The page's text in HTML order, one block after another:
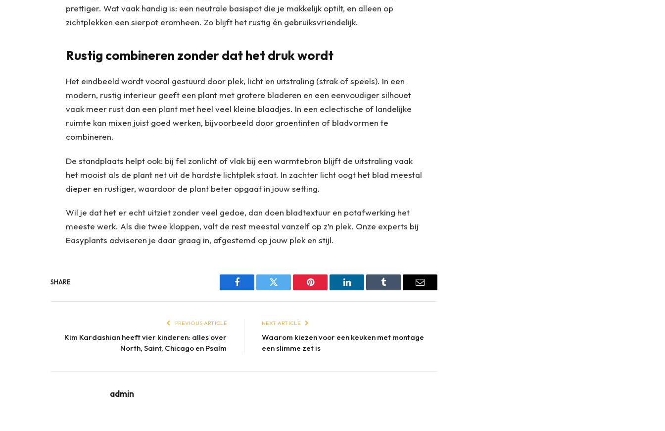
prettiger. Wat vaak handig is: een neutrale basispot die je makkelijk optilt, en alleen op
zichtplekken een sierpot eromheen. Zo blijft het rustig én gebruiksvriendelijk.
Rustig combineren zonder dat het druk wordt
Het eindbeeld wordt vooral gestuurd door plek, licht en uitstraling (strak of speels). In een
modern, rustig interieur geeft een plant met grotere bladeren en een eenvoudiger silhouet
vaak meer rust dan een plant met heel veel kleine blaadjes. In een eclectische of landelijke
ruimte kan mixen juist goed werken, bijvoorbeeld door groentinten of bladvormen te
combineren.
De standplaats helpt ook: bij fel zonlicht of vlak bij een warmtebron blijft de uitstraling vaak
het mooist als de plant net uit de hardste lichtplek staat. In zachter licht oogt het blad meestal
dieper en rustiger, waardoor de plant beter opgaat in jouw setting.
Wil je dat het er echt uitziet zonder veel gedoe, dan doen bladtextuur en potafwerking het
meeste werk. Als die twee kloppen, valt de rest meestal vanzelf op z’n plek. Onze experts bij
Easyplants adviseren je daar graag in, afgestemd op jouw plek en stijl.
SHARE.
Facebook Twitter Pinterest LinkedIn Tumblr Email
PREVIOUS ARTICLE
Kim Kardashian heeft vier kinderen: alles over
North, Saint, Chicago en Psalm
NEXT ARTICLE
Waarom kiezen voor een keuken met montage
een slimme zet is
admin